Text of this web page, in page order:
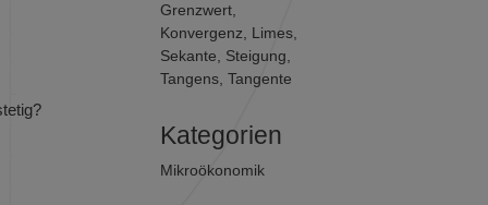
Grenzwert,
Konvergenz, Limes,
Sekante, Steigung,
Tangens,Tangente
Kategorien
Mikroökonomik